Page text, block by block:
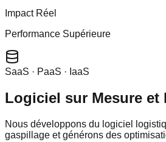
Impact Réel
Performance Supérieure
SaaS · PaaS · IaaS
Logiciel sur Mesure et
Nous développons du logiciel
gaspillage et générons des